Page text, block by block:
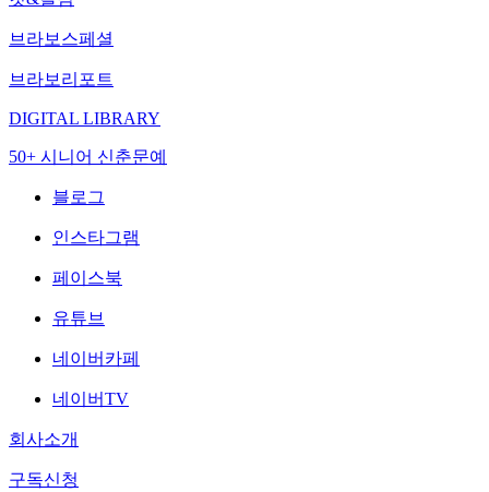
브라보스페셜
브라보리포트
DIGITAL LIBRARY
50+ 시니어 신춘문예
블로그
인스타그램
페이스북
유튜브
네이버카페
네이버TV
회사소개
구독신청